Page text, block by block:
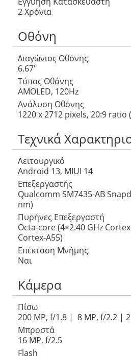
2 Χρόνια
Οθόνη
Διαγώνιος Οθόνης
6.67″
Τύπος Οθόνης
AMOLED, 120Hz
Ανάλυση Οθόνης
1220 x 2712 pixels, 20:9 ratio
Τεχνικά
Λειτουργικό
Android 13, MIUI 14
Επεξεργαστής
Qualcomm SM7435-AB
nm)
Πυρήνες Επεξεργαστή
Octa-core (4×2.40 GHz
Cortex-A55)
Επέκταση Μνήμης
Ναι
Κάμερα
Πίσω
200 MP, f/1.8 | 8 MP, f/2.2 |
Μπροστά
16 MP, f/2.5
Flash